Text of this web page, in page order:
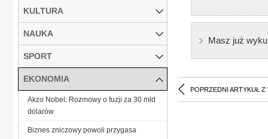
Masz już
POPRZEDNI ARTYKUŁ Z
KULTURA
NAUKA
SPORT
EKONOMIA
Akzo Nobel: Rozmowy o fuzji za 30 mld
dolarów
Biznes zniczowy powoli przygasa